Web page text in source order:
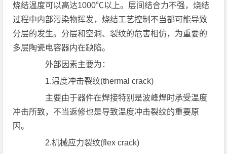
烧结温度可以高达1000℃以上。层间结合力不强，烧结
过程中内部污染物挥发，烧结工艺控制不当都可能导致
分层的发生。分层和空洞、裂纹的危害相仿，为重要的
多层陶瓷电容器内在缺陷。
外部因素主要为：
1.温度冲击裂纹(thermal crack)
主要由于器件在焊接特别是波峰焊时承受温度
冲击所致，不当返修也是导致温度冲击裂纹的重要原
因。
2.机械应力裂纹(flex crack)